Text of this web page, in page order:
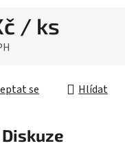
/ ks
se Hlídat
Diskuze